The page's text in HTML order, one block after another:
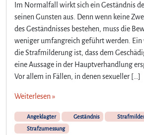
Im Normalfall wirkt sich ein Geständnis
seinen Gunsten aus. Denn wenn keine
des Geständnisses bestehen, muss die
weniger umfangreich geführt werden.
die Strafmilderung ist, dass dem
eine Aussage in der Hauptverhandlung
Vor allem in Fällen, in denen sexueller […]
Weiterlesen »
Angeklagter Geständnis
Strafzumessung